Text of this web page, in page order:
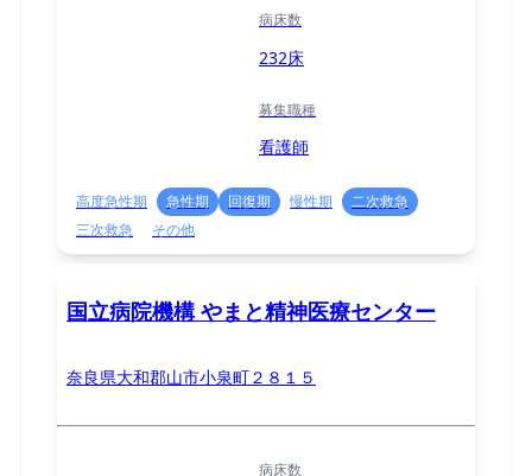
病床数
232床
募集職種
看護師
高度急性期 急性期 回復期 慢性期
二次救急
三次救急
その他
国立病院機構 やまと精神医療センター
奈良県大和郡山市小泉町２８１５
病床数